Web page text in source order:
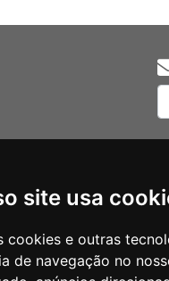
site usa
cookies e outras
de navegação no
Notícias